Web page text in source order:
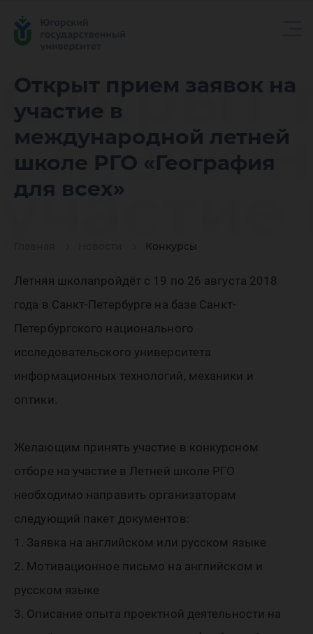
Открыт прием заявок на
участие в
международной летней
школе РГО «География
для всех»
Конкурсы
Открыт
заявок
участие
летней
РГО
для
Летняя школапройдёт с 19 по 26 августа 2018
года в Санкт-Петербурге на базе Санкт-
Петербургского национального
исследовательского университета
информационных технологий, механики и
оптики.
Желающим принять участие в конкурсном
отборе на участие в Летней школе РГО
необходимо направить организаторам
следующий пакет документов:
1. Заявка на английском или русском языке
2. Мотивационное письмо на английском и
русском языке
3. Описание опыта проектной деятельности на